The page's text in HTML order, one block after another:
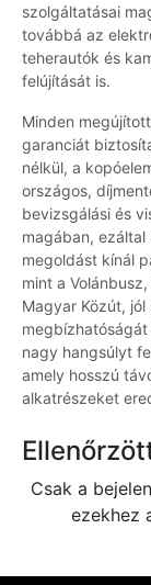
szolgáltatásai
továbbá az
teherautók és
felújítását is.
Minden
garanciát
nélkül, a
országos,
bevizsgálási és
magában,
megoldást kínál
mint a
Magyar Közút,
nagy hangsúlyt
amely hosszú
alkatrészeket
Csak a
ezekhez